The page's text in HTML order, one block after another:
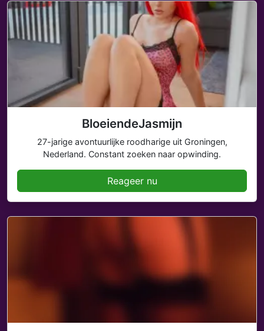
BloeiendeJasmijn
27-jarige avontuurlijke roodharige uit Groningen,
Nederland. Constant zoeken naar opwinding.
Reageer nu